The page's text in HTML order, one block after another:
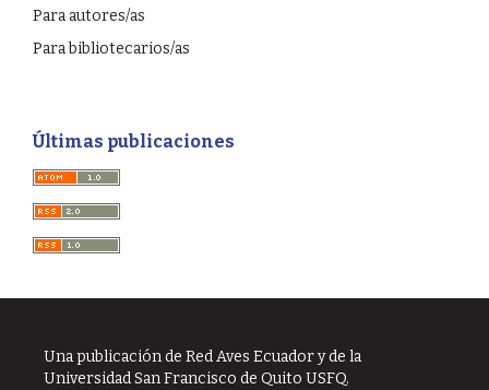
Para autores/as
Para bibliotecarios/as
Últimas publicaciones
Una publicación de Red Aves Ecuador y de la
Universidad San Francisco de Quito USFQ.